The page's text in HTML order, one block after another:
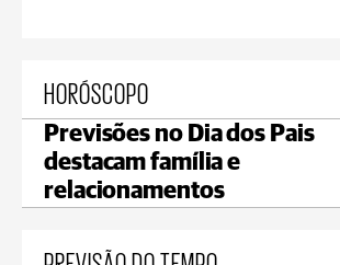
HORÓSCOPO
Previsões no Dia dos Pais
destacam família e
relacionamentos